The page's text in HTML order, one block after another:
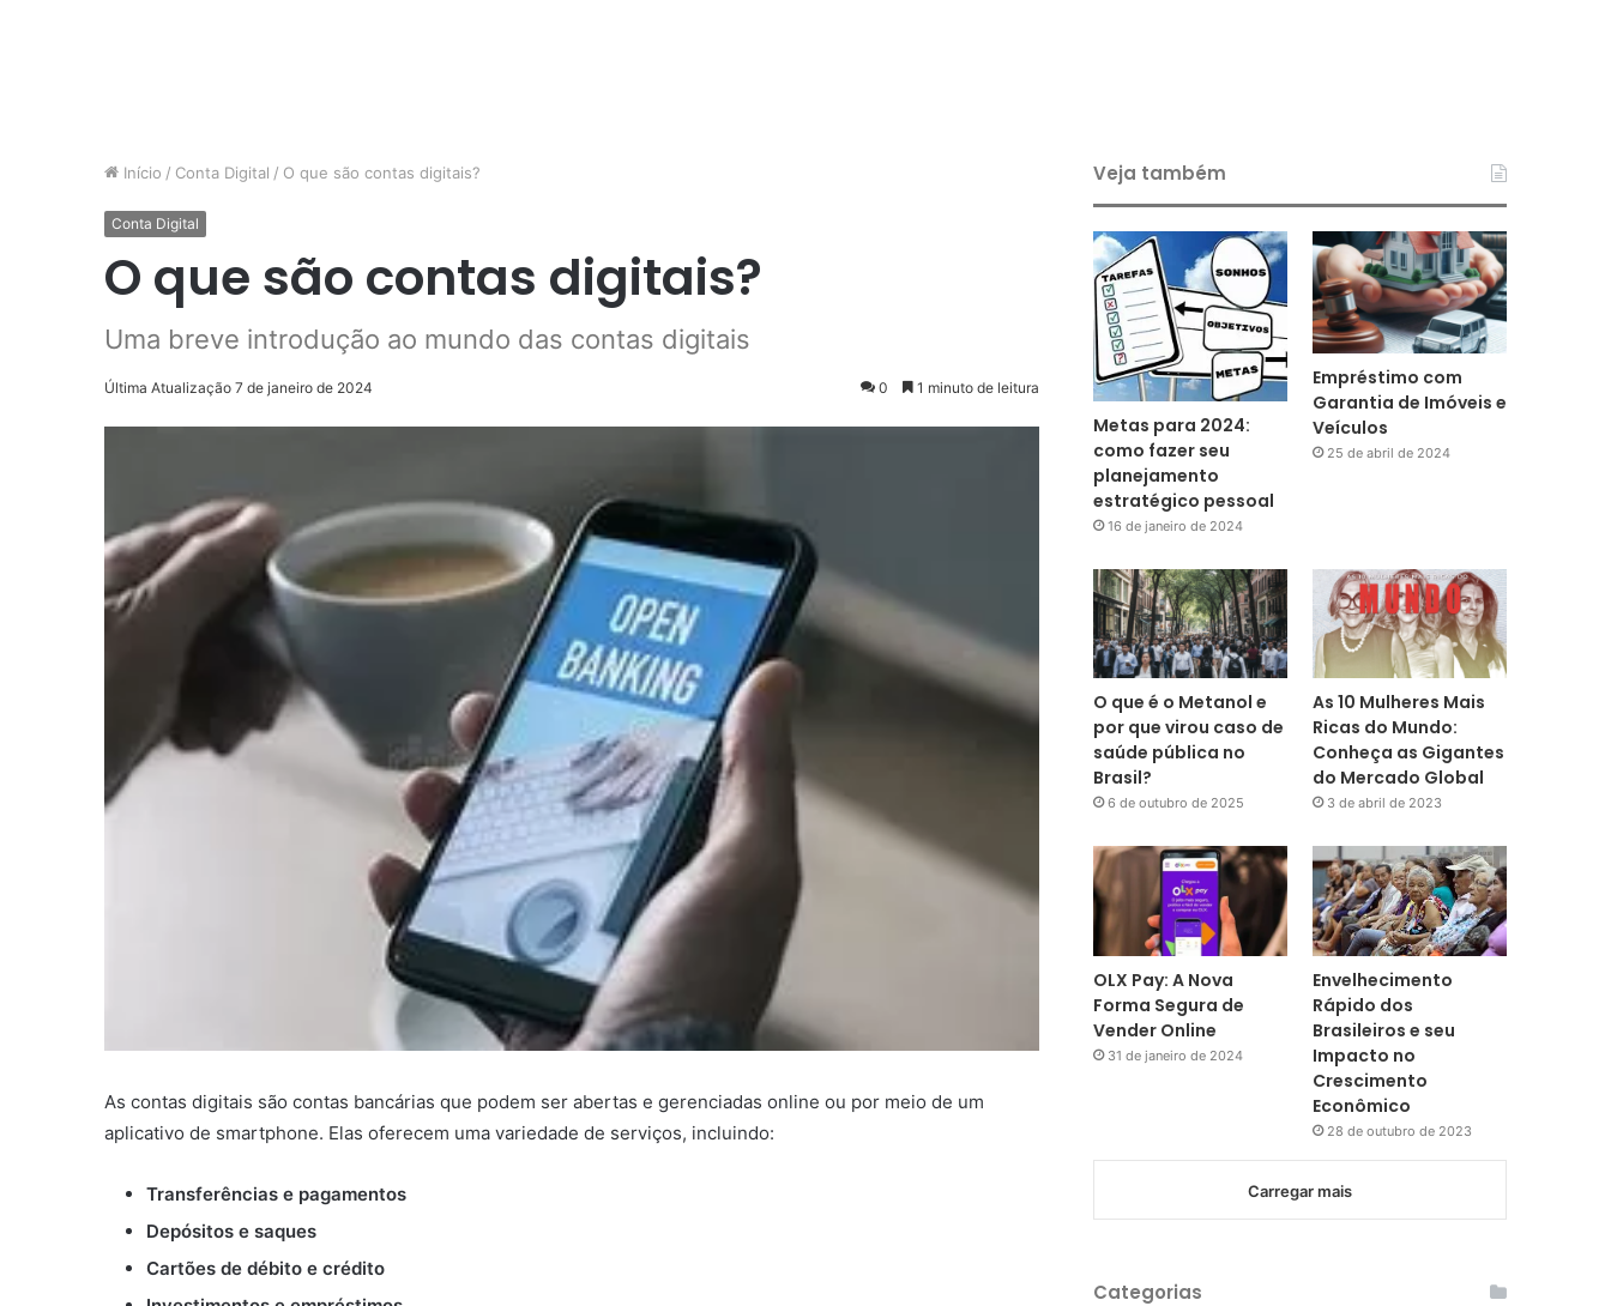
Início / Conta Digital / O que são contas digitais?
Conta Digital
O que são contas digitais?
Uma breve introdução ao mundo das contas digitais
Última Atualização 7 de janeiro de 2024 0 1 minuto de leitura
As contas digitais são contas bancárias que podem ser abertas e gerenciadas online ou por meio de um
aplicativo de smartphone. Elas oferecem uma variedade de serviços, incluindo:
Transferências e pagamentos
Depósitos e saques
Cartões de débito e crédito
Veja também
Metas para 2024:
como fazer seu
planejamento
estratégico pessoal
16 de janeiro de 2024
Empréstimo com
Garantia de Imóveis e
Veículos
25 de abril de 2024
O que é o Metanol e
por que virou caso de
saúde pública no
Brasil?
6 de outubro de 2025
As 10 Mulheres Mais
Ricas do Mundo:
Conheça as Gigantes
do Mercado Global
3 de abril de 2023
OLX Pay: A Nova
Forma Segura de
Vender Online
31 de janeiro de 2024
Envelhecimento
Rápido dos
Brasileiros e seu
Impacto no
Crescimento
Econômico
28 de outubro de 2023
Carregar mais
Categorias